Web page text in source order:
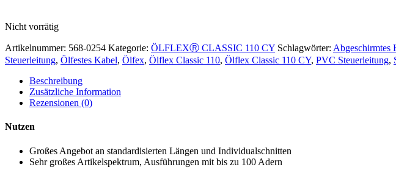
Nicht vorrätig
Artikelnummer: 568-0254 Kategorie: ÖLFLEXⓇ CLASSIC 110 CY Schlagwörter: Abgeschirmtes
Steuerleitung, Ölfestes Kabel, Ölfex, Ölflex Classic 110, Ölflex Classic 110 CY, PVC Steuerleitung,
Beschreibung
Zusätzliche Information
Rezensionen (0)
Nutzen
Großes Angebot an standardisierten Längen und Individualschnitten
Sehr großes Artikelspektrum, Ausführungen mit bis zu 100 Adern